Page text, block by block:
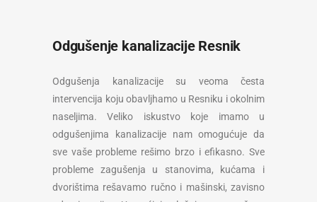
Odgušenje kanalizacije Resnik
Odgušenja kanalizacije su veoma česta
intervencija koju obavljhamo u Resniku i okolnim
naseljima. Veliko iskustvo koje imamo u
odgušenjima kanalizacije nam omogućuje da
sve vaše probleme rešimo brzo i efikasno. Sve
probleme zagušenja u stanovima, kućama i
dvorištima rešavamo ručno i mašinski, zavisno